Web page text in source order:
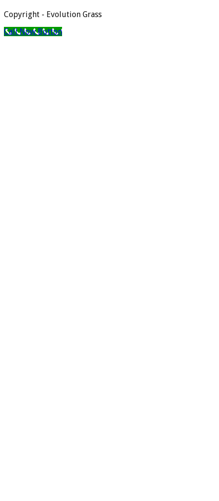
Copyright - Evolution Grass
Call Now Button